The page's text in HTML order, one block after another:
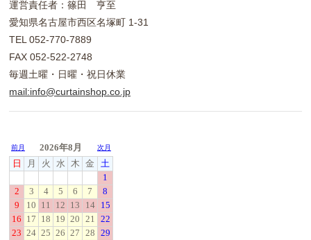
運営責任者：篠田 亨至
愛知県名古屋市西区名塚町 1-31
TEL 052-770-7889
FAX 052-522-2748
毎週土曜・日曜・祝日休業
mail:info@curtainshop.co.jp